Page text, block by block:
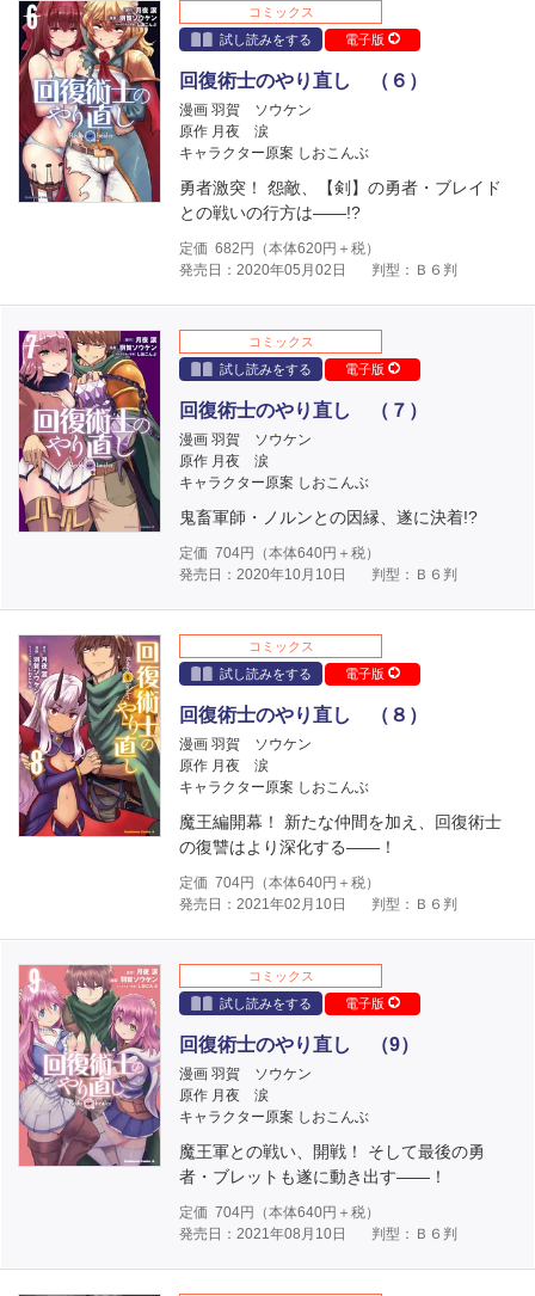
コミックス
試し読みをする
電子版
回復術士のやり直し （６）
漫画 羽賀 ソウケン
原作 月夜 涙
キャラクター原案 しおこんぶ
勇者激突！ 怨敵、【剣】の勇者・ブレイド
との戦いの行方は――!?
定価 682 円（本体620円＋税）
発売日：2020年05月02日
判型：Ｂ６判
コミックス
試し読みをする
電子版
回復術士のやり直し （７）
漫画 羽賀 ソウケン
原作 月夜 涙
キャラクター原案 しおこんぶ
鬼畜軍師・ノルンとの因縁、遂に決着!?
定価 704円（本体640円＋税）
発売日：2020年10月10日
判型：Ｂ６判
コミックス
試し読みをする
電子版
回復術士のやり直し （８）
漫画 羽賀 ソウケン
原作 月夜 涙
キャラクター原案 しおこんぶ
魔王編開幕！ 新たな仲間を加え、回復術士
の復讐はより深化する――！
定価 704円（本体640円＋税）
発売日：2021年02月10日
判型：Ｂ６判
コミックス
試し読みをする
電子版
回復術士のやり直し （9）
漫画 羽賀 ソウケン
原作 月夜 涙
キャラクター原案 しおこんぶ
魔王軍との戦い、開戦！ そして最後の勇
者・ブレットも遂に動き出す――！
定価 704円（本体640円＋税）
発売日：2021年08月10日
判型：Ｂ６判